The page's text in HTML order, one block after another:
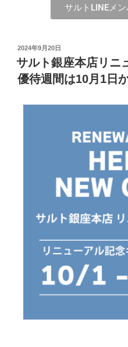
サルトLINEメ
2024年9月20日
サルト銀座本店リニ
優待週間は10月1日